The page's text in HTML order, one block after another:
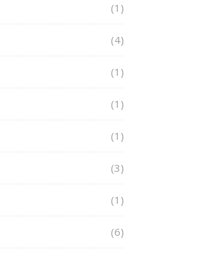
(1)
(4)
(1)
(1)
(1)
(3)
(1)
(6)